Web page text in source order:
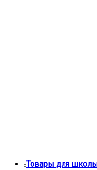
Товары для школы